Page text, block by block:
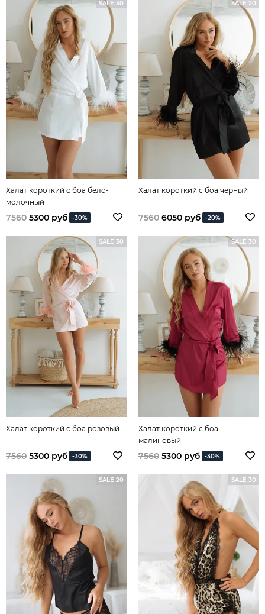
SALE 30
Халат короткий с боа бело-
молочный
7560 5300 руб -30%
SALE 20
Халат короткий с боа черный
7560 6050 руб -20%
SALE 30
Халат короткий с боа розовый
7560 5300 руб -30%
SALE 30
Халат короткий с боа
малиновый
7560 5300 руб -30%
SALE 20 SALE 30